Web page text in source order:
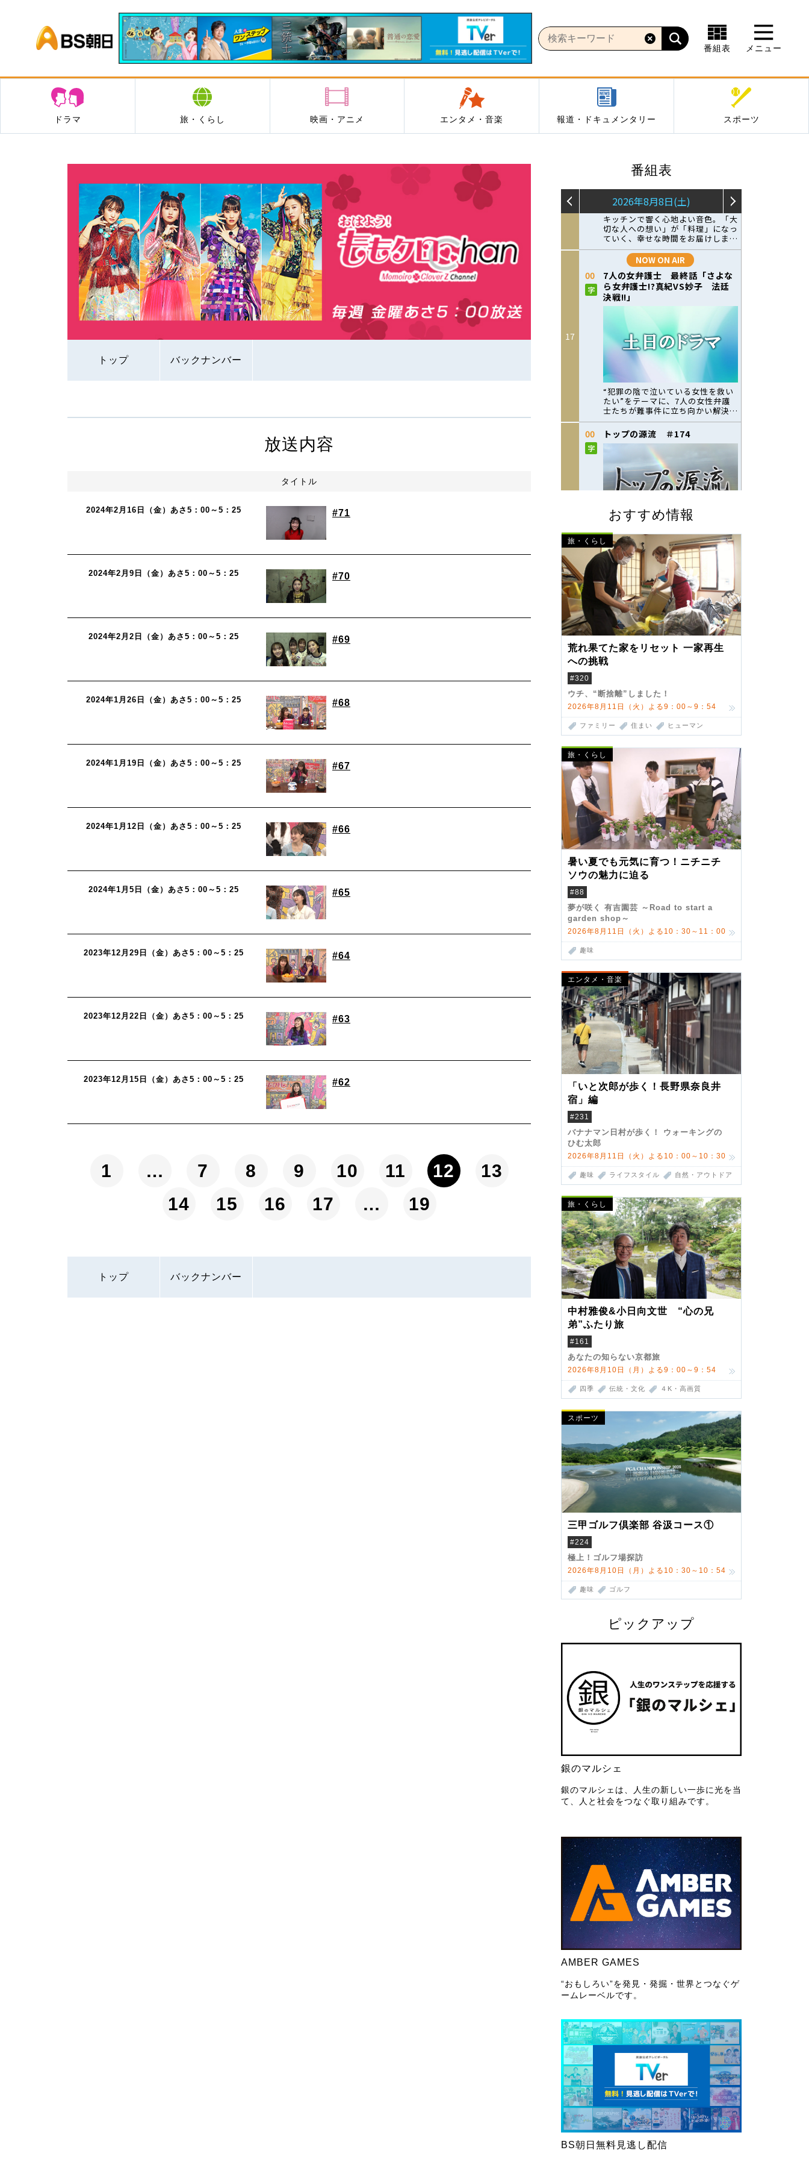
BS朝日
番組表 メニュー
ドラマ 旅・くらし 映画・アニメ エンタメ・音楽 報道・ドキュメンタリー スポーツ
トップ バックナンバー
番組表
おすすめ情報
旅・くらし
荒れ果てた家をリセット 一家再生
への挑戦
#320
ウチ、“断捨離”しました！
2026年8月11日（火）よる9：00～9：54
ファミリー 住まい ヒューマン
旅・くらし
暑い夏でも元気に育つ！ニチニチ
ソウの魅力に迫る
#88
夢が咲く 有吉園芸 ～Road to start a
garden shop～
2026年8月11日（火）よる10：30～11：00
趣味
エンタメ・音楽
「いと次郎が歩く！長野県奈良井
宿」編
#231
バナナマン日村が歩く！ ウォーキングの
ひむ太郎
2026年8月11日（火）よる10：00～10：30
趣味 ライフスタイル 自然・アウトドア
旅・くらし
中村雅俊&小日向文世 “心の兄
弟”ふたり旅
#161
あなたの知らない京都旅
2026年8月10日（月）よる9：00～9：54
四季 伝統・文化 ４K・高画質
スポーツ
三甲ゴルフ倶楽部 谷汲コース①
#224
極上！ゴルフ場探訪
2026年8月10日（月）よる10：30～10：54
趣味 ゴルフ
ピックアップ
銀のマルシェ
銀のマルシェは、人生の新しい一歩に光を当
て、人と社会をつなぐ取り組みです。
AMBER GAMES
“おもしろい”を発見・発掘・世界とつなぐゲ
ームレーベルです。
BS朝日無料見逃し配信
放送内容
タイトル
2024年2月16日（金）あさ5：00～5：25 #71
2024年2月9日（金）あさ5：00～5：25 #70
2024年2月2日（金）あさ5：00～5：25 #69
2024年1月26日（金）あさ5：00～5：25 #68
2024年1月19日（金）あさ5：00～5：25 #67
2024年1月12日（金）あさ5：00～5：25 #66
2024年1月5日（金）あさ5：00～5：25 #65
2023年12月29日（金）あさ5：00～5：25 #64
2023年12月22日（金）あさ5：00～5：25 #63
2023年12月15日（金）あさ5：00～5：25 #62
1 … 7 8 9 10 11 12
13
14
15 16 17 … 19
トップ バックナンバー